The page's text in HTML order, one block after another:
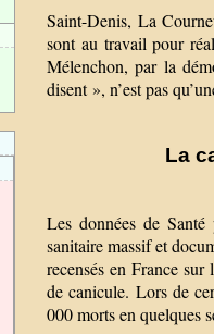
Saint-Denis, La
sont au travail pour
Mélenchon, par la
disent », n’est pas
La
Les données de
sanitaire massif et
recensés en France
de canicule. Lors de
000 morts en quelques